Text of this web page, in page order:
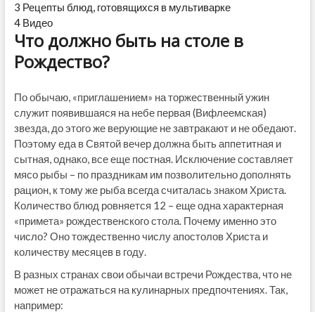
3 Рецепты блюд, готовящихся в мультиварке
4Видео
Что должно быть на столе в
Рождество?
По обычаю, «приглашением» на торжественный ужин
служит появившаяся на небе первая (Вифлеемская)
звезда, до этого же верующие не завтракают и не обедают.
Поэтому еда в Святой вечер должна быть аппетитная и
сытная, однако, все еще постная. Исключение составляет
мясо рыбы – по праздникам им позволительно дополнять
рацион, к тому же рыба всегда считалась знаком Христа.
Количество блюд ровняется 12 – еще одна характерная
«примета» рождественского стола. Почему именно это
число? Оно тождественно числу апостолов Христа и
количеству месяцев в году.
В разных странах свои обычаи встречи Рождества, что не
может не отражаться на кулинарных предпочтениях. Так,
например: